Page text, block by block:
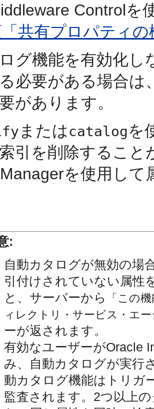
Controlを
共有プロパティの
グ機能を有効化
必要がある場合
があります。
またはcatalogを
引を削除するこ
を使用し
:
自動カタログが無効の場
引付けされていない属性
と、サーバーから
「この
ィレクトリ・サービス・エ
ーが返されます。
有効なユーザーがOracle
み、自動カタログが実行
動カタログ機能はトリガ
監査されます。2つ以上